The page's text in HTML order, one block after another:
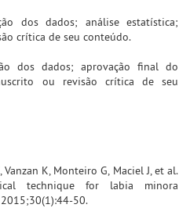
dos dados; análise estatística;
crítica de seu conteúdo.
dos dados; aprovação final do
ou revisão crítica de seu
Vanzan K, Monteiro G, Maciel J, et al.
technique for labia minora
2015;30(1):44-50.